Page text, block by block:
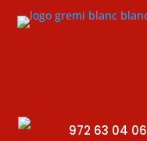
972 63 04 06